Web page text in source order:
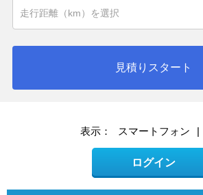
見積りスタート
表示： スマートフォン |
ログイン